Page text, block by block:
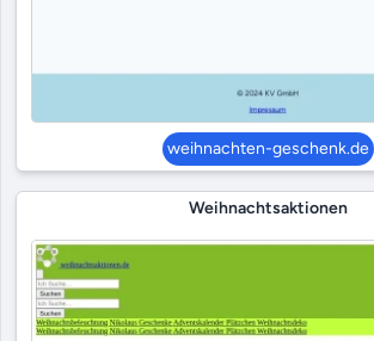
weihnachten-geschenk.de
Weihnachtsaktionen